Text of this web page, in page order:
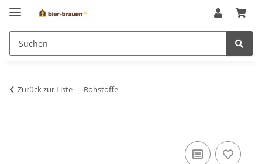
Zurück zur Liste Rohstoffe